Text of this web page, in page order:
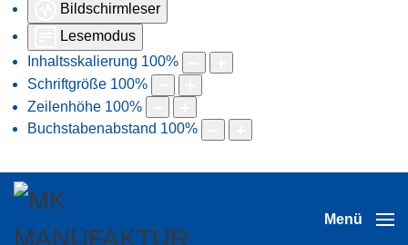
Bildschirmleser
Lesemodus
Inhaltsskalierung 100%
Schriftgröße 100%
Zeilenhöhe 100%
Buchstabenabstand 100%
Menü